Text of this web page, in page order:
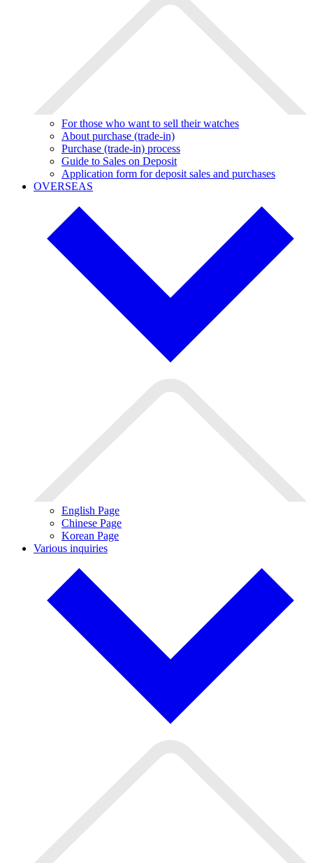
For those who want to sell their watches
About purchase (trade-in)
Purchase (trade-in) process
Guide to Sales on Deposit
Application form for deposit sales and purchases
OVERSEAS
English Page
Chinese Page
Korean Page
Various inquiries